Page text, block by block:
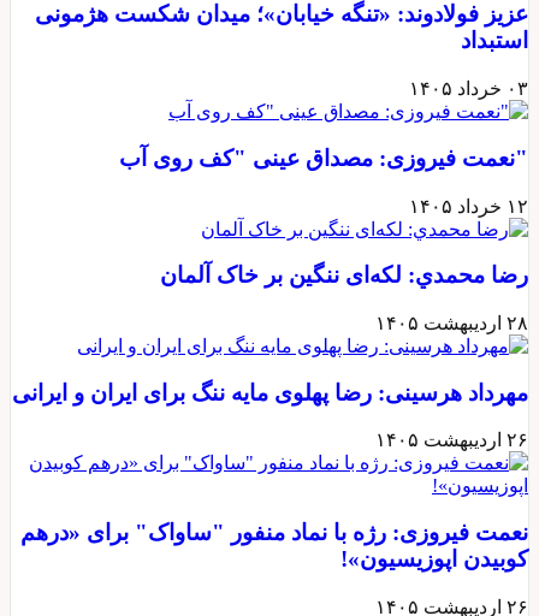
عزیز فولادوند: «تنگه خیابان»؛ میدان شکست هژمونی
استبداد
۰۳ خرداد ۱۴۰۵
"نعمت فیروزی: مصداق عینی "کف روی آب
۱۲ خرداد ۱۴۰۵
رضا محمدي: لکه‌ای ننگین بر خاک آلمان
۲۸ اردیبهشت ۱۴۰۵
مهرداد هرسینی: رضا پهلوی مایه ننگ برای ایران و ایرانی
۲۶ اردیبهشت ۱۴۰۵
نعمت فیروزی: رژه با نماد منفور "ساواک" برای «درهم
کوبیدن اپوزیسیون»!
۲۶ اردیبهشت ۱۴۰۵